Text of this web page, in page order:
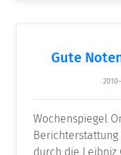
Gute
Wochenspiegel
durch die Leibniz